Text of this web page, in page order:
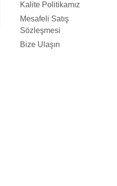
Kalite Politikamız
Mesafeli Satış
Sözleşmesi
Bize Ulaşın